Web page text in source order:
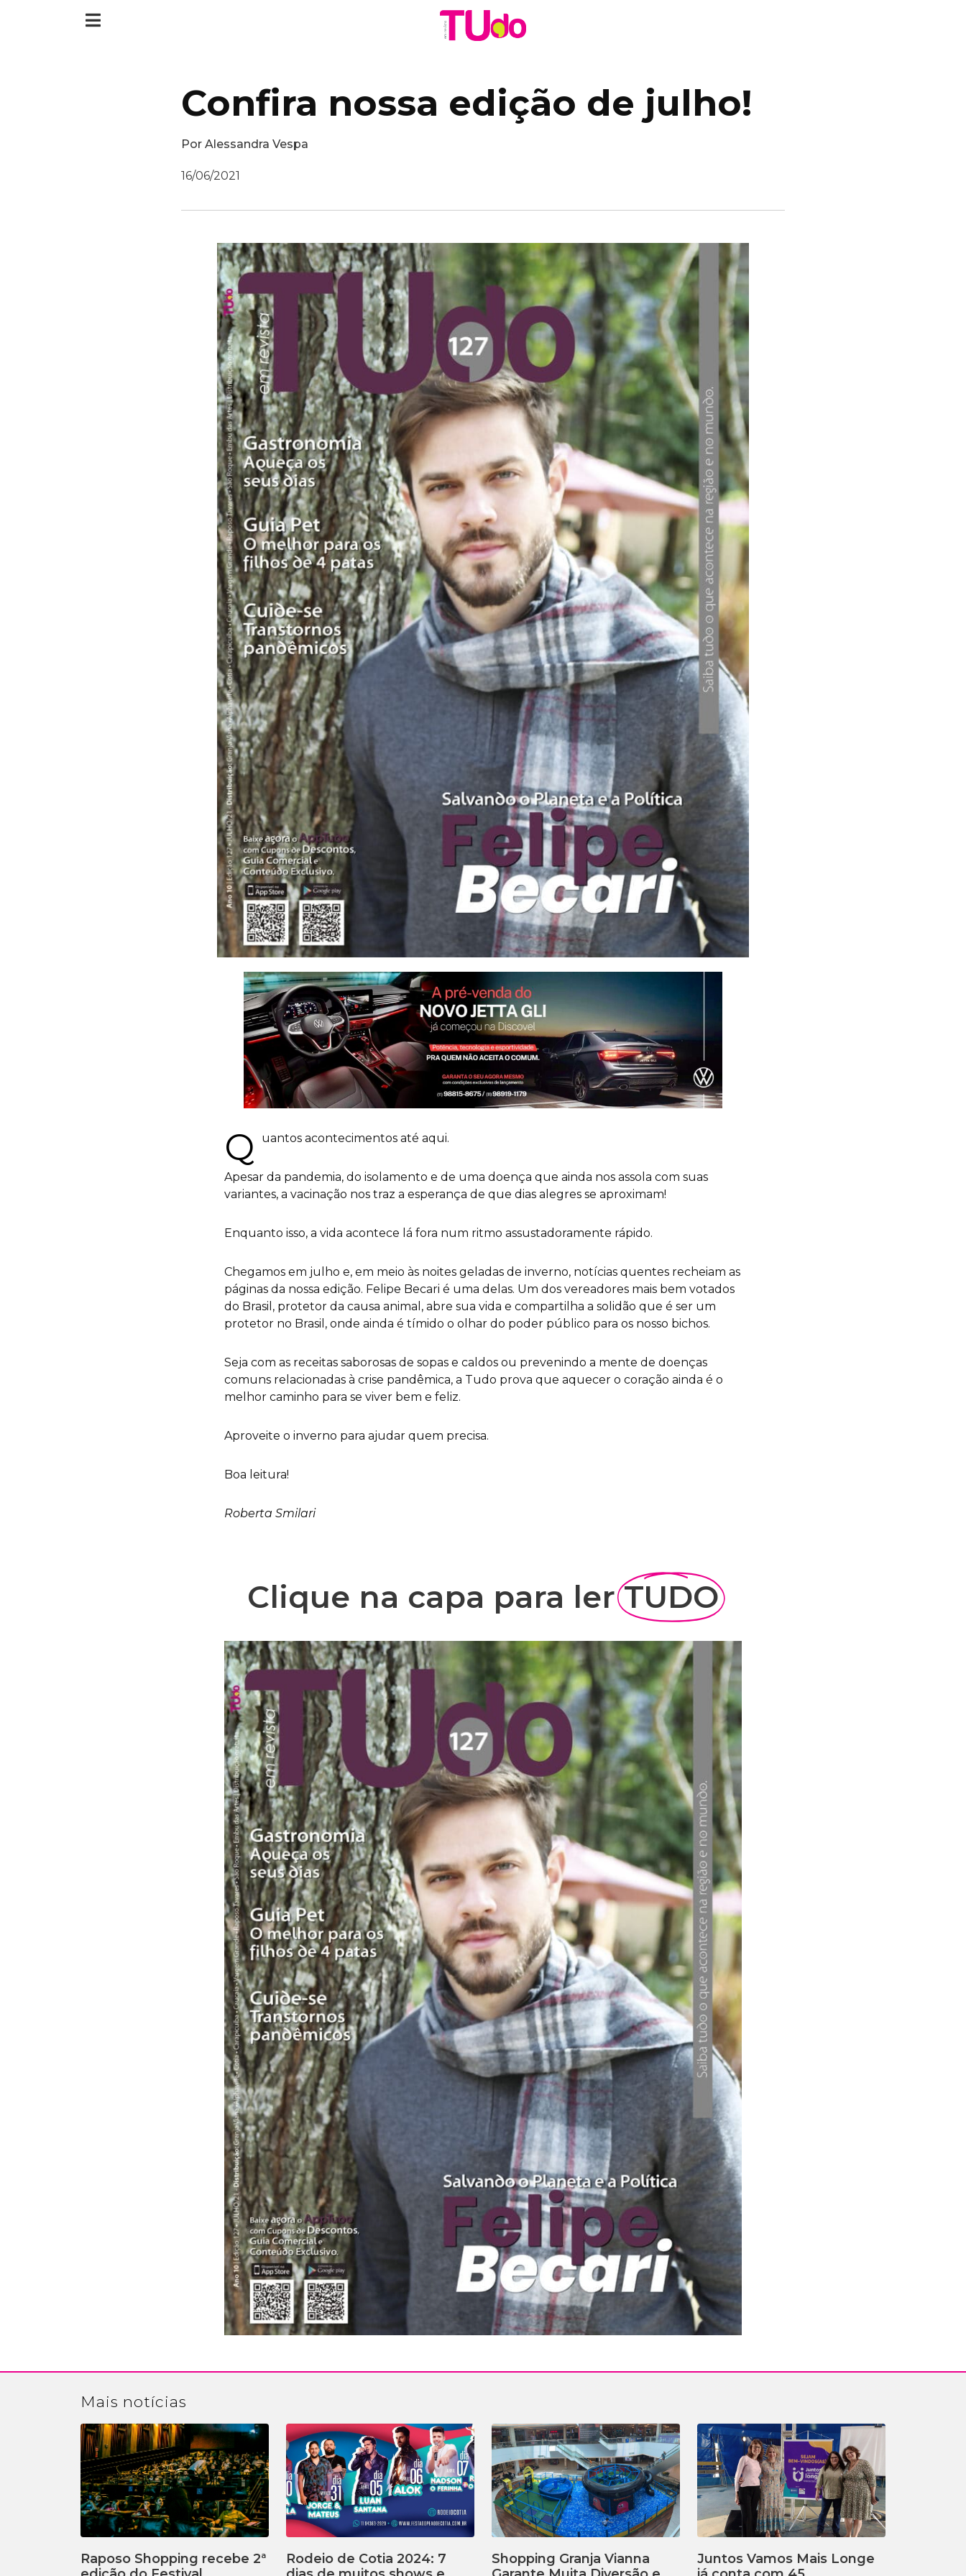
Confira nossa edição de julho!
Por Alessandra Vespa
16/06/2021
Q uantos acontecimentos até aqui.
Apesar da pandemia, do isolamento e de uma doença que ainda nos assola com suas
variantes, a vacinação nos traz a esperança de que dias alegres se aproximam!
Enquanto isso, a vida acontece lá fora num ritmo assustadoramente rápido.
Chegamos em julho e, em meio às noites geladas de inverno, notícias quentes recheiam as
páginas da nossa edição. Felipe Becari é uma delas. Um dos vereadores mais bem votados
do Brasil, protetor da causa animal, abre sua vida e compartilha a solidão que é ser um
protetor no Brasil, onde ainda é tímido o olhar do poder público para os nosso bichos.
Seja com as receitas saborosas de sopas e caldos ou prevenindo a mente de doenças
comuns relacionadas à crise pandêmica, a Tudo prova que aquecer o coração ainda é o
melhor caminho para se viver bem e feliz.
Aproveite o inverno para ajudar quem precisa.
Boa leitura!
Roberta Smilari
Clique na capa para ler TUDO
Mais notícias
Raposo Shopping recebe 2ª
Rodeio de Cotia 2024: 7
Shopping Granja Vianna
Juntos Vamos Mais Longe